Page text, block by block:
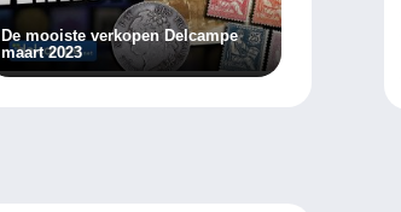
De mooiste verkopen Delcampe
maart 2023